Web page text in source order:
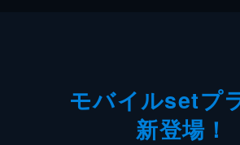
モバイルsetプ
新登場！